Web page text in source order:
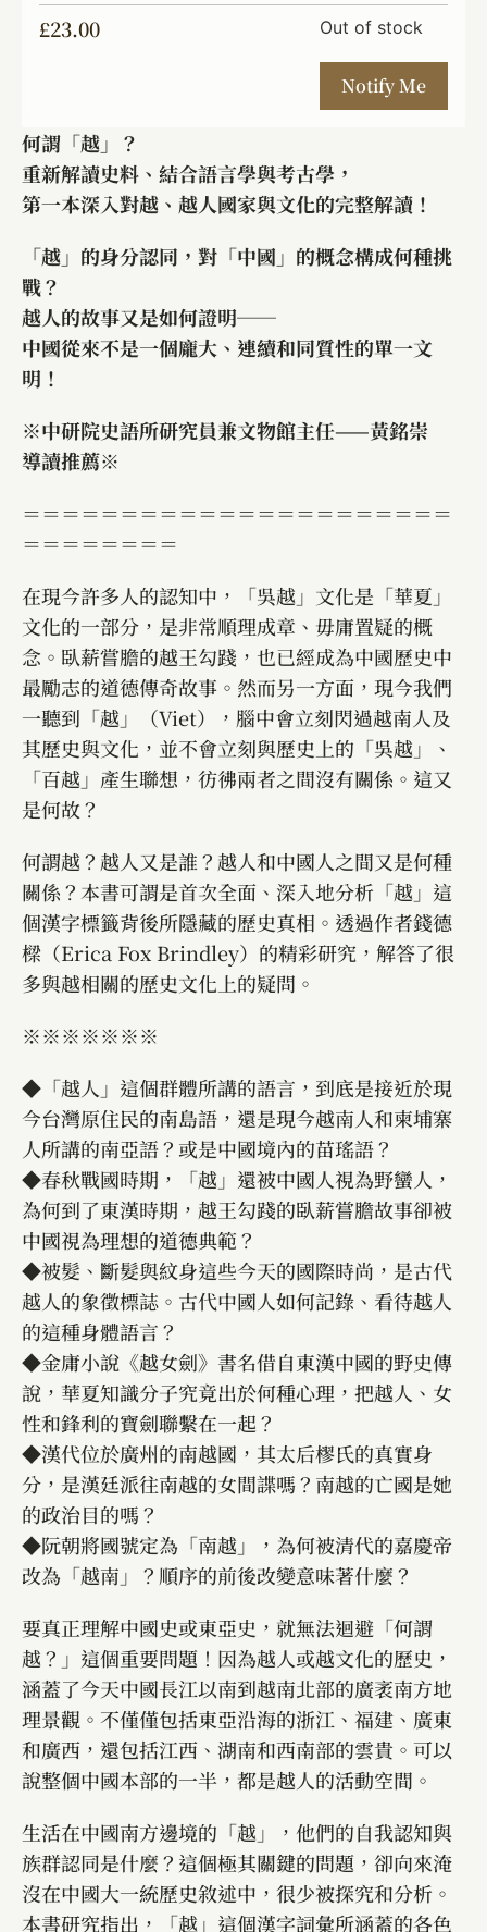
£23.00 Out of stock
何謂「越」？
重新解讀史料、結合語言學與考古學，
第一本深入對越、越人國家與文化的完整解讀！
「越」的身分認同，對「中國」的概念構成何種挑
戰？
越人的故事又是如何證明──
中國從來不是一個龐大、連續和同質性的單一文
明！
※中研院史語所研究員兼文物館主任——黃銘崇
導讀推薦※
＝＝＝＝＝＝＝＝＝＝＝＝＝＝＝＝＝＝＝＝＝＝
＝＝＝＝＝＝＝＝
在現今許多人的認知中，「吳越」文化是「華夏」
文化的一部分，是非常順理成章、毋庸置疑的概
念。臥薪嘗膽的越王勾踐，也已經成為中國歷史中
最勵志的道德傳奇故事。然而另一方面，現今我們
一聽到「越」（Viet），腦中會立刻閃過越南人及
其歷史與文化，並不會立刻與歷史上的「吳越」、
「百越」產生聯想，彷彿兩者之間沒有關係。這又
是何故？
何謂越？越人又是誰？越人和中國人之間又是何種
關係？本書可謂是首次全面、深入地分析「越」這
個漢字標籤背後所隱藏的歷史真相。透過作者錢德
樑（Erica Fox Brindley）的精彩研究，解答了很
多與越相關的歷史文化上的疑問。
※※※※※※※
◆「越人」這個群體所講的語言，到底是接近於現
今台灣原住民的南島語，還是現今越南人和柬埔寨
人所講的南亞語？或是中國境內的苗瑤語？
◆春秋戰國時期，「越」還被中國人視為野蠻人，
為何到了東漢時期，越王勾踐的臥薪嘗膽故事卻被
中國視為理想的道德典範？
◆被髮、斷髮與紋身這些今天的國際時尚，是古代
越人的象徵標誌。古代中國人如何記錄、看待越人
的這種身體語言？
◆金庸小說《越女劍》書名借自東漢中國的野史傳
說，華夏知識分子究竟出於何種心理，把越人、女
性和鋒利的寶劍聯繫在一起？
◆漢代位於廣州的南越國，其太后樛氏的真實身
分，是漢廷派往南越的女間諜嗎？南越的亡國是她
的政治目的嗎？
◆阮朝將國號定為「南越」，為何被清代的嘉慶帝
改為「越南」？順序的前後改變意味著什麼？
要真正理解中國史或東亞史，就無法迴避「何謂
越？」這個重要問題！因為越人或越文化的歷史，
涵蓋了今天中國長江以南到越南北部的廣袤南方地
理景觀。不僅僅包括東亞沿海的浙江、福建、廣東
和廣西，還包括江西、湖南和西南部的雲貴。可以
說整個中國本部的一半，都是越人的活動空間。
生活在中國南方邊境的「越」，他們的自我認知與
族群認同是什麼？這個極其關鍵的問題，卻向來淹
沒在中國大一統歷史敘述中，很少被探究和分析。
本書研究指出，「越」這個漢字詞彙所涵蓋的各色